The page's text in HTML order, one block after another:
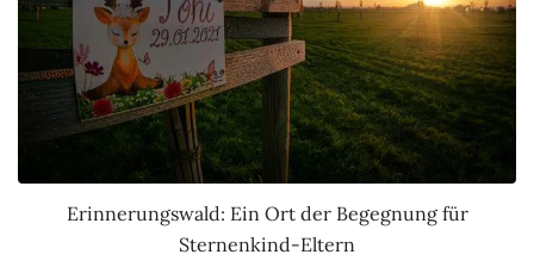
Erinnerungswald: Ein Ort der Begegnung für
Sternenkind-Eltern